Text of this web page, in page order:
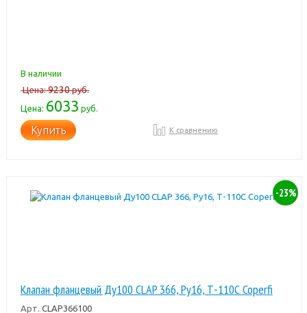
В наличии
Цена:9230руб.
Цена: 6033 руб.
Купить К сравнению
-23%
Клапан фланцевый Ду100 CLAP 366, Ру16, Т-110С Coperfi
Арт. CLAP366100